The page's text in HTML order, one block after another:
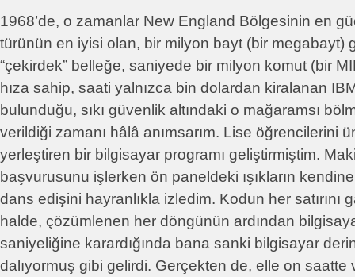
1968’de, o zamanlar New England Bölgesinin en
türünün en iyisi olan, bir milyon bayt (bir megabayt)
“çekirdek” belleğe, saniyede bir milyon komut (bir
hıza sahip, saati yalnızca bin dolardan kiralanan
bulunduğu, sıkı güvenlik altındaki o mağaramsı
verildiği zamanı hâlâ anımsarım. Lise öğrencilerini
yerleştiren bir bilgisayar programı geliştirmiştim.
başvurusunu işlerken ön paneldeki ışıkların
dans edişini hayranlıkla izledim. Kodun her satırını
halde, çözümlenen her döngünün ardından
saniyeliğine karardığında bana sanki bilgisayar
dalıyormuş gibi gelirdi. Gerçekten de, elle on